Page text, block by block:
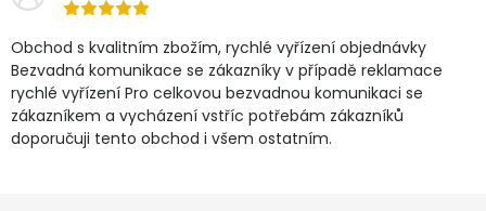
Obchod s kvalitním zbožím, rychlé vyřízení objednávky
Bezvadná komunikace se zákazníky v případě reklamace
rychlé vyřízení Pro celkovou bezvadnou komunikaci se
zákazníkem a vycházení vstříc potřebám zákazníků
doporučuji tento obchod i všem ostatním.